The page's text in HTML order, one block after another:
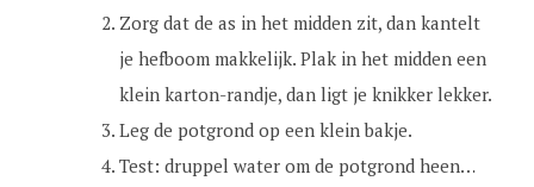
Zorg dat de as in het midden zit, dan kantelt
je hefboom makkelijk. Plak in het midden een
klein karton-randje, dan ligt je knikker lekker.
Leg de potgrond op een klein bakje.
Test: druppel water om de potgrond heen…